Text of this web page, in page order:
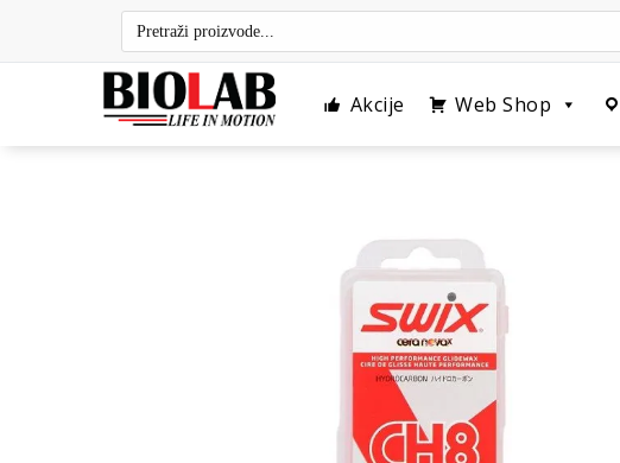
content
Akcije Web Shop